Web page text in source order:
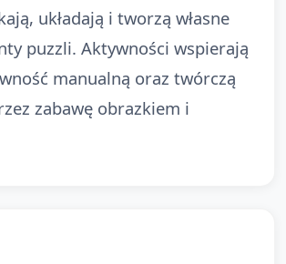
układają i tworzą własne
puzzli. Aktywności wspierają
manualną oraz twórczą
zabawę obrazkiem i